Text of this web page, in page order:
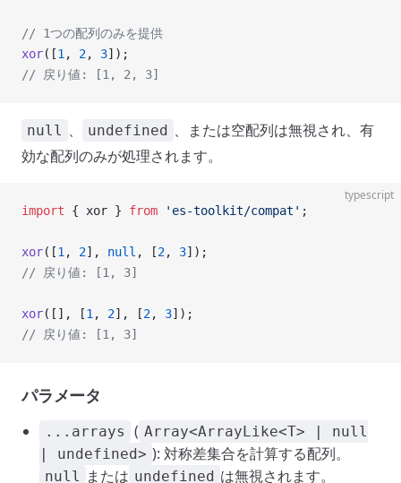
// 1つの配列のみを提供
xor([1 , 2, 3]);
// 戻り値: [1, 2, 3]
null 、 undefined 、または空配列は無視され、有
効な配列のみが処理されます。
typescript
import { xor } from 'es-toolkit/compat' ;
xor([1 , 2], null , [2, 3]);
// 戻り値: [1, 3]
xor([], [1 , 2], [2, 3]);
// 戻り値: [1, 3]
パラメータ
...arrays ( Array<ArrayLike<T> | null
| undefined> ): 対称差集合を計算する配列。
null または undefined は無視されます。